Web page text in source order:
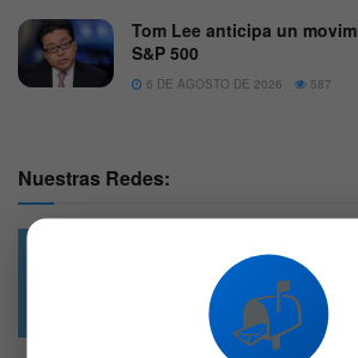
Tom Lee anticipa un
S&P 500
6 DE AGOSTO DE 2026 587
Nuestras Redes:
4.7k
Followers
📬